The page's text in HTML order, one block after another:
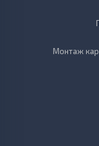
Монтаж